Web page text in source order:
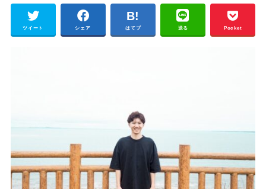
ツイート シェア はてブ 送る Pocket